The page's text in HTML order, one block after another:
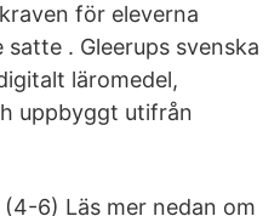
för eleverna
. Gleerups svenska
läromedel,
uppbyggt utifrån
6) Läs mer nedan om